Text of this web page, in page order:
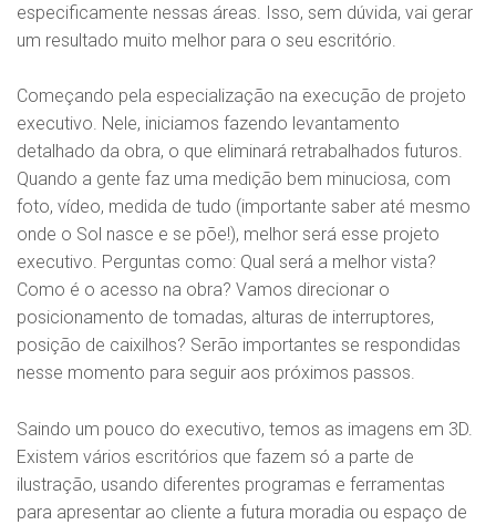
especificamente nessas áreas. Isso, sem dúvida, vai gerar
um resultado muito melhor para o seu escritório.
Começando pela especialização na execução de projeto
executivo. Nele, iniciamos fazendo levantamento
detalhado da obra, o que eliminará retrabalhados futuros.
Quando a gente faz uma medição bem minuciosa, com
foto, vídeo, medida de tudo (importante saber até mesmo
onde o Sol nasce e se põe!), melhor será esse projeto
executivo. Perguntas como: Qual será a melhor vista?
Como é o acesso na obra? Vamos direcionar o
posicionamento de tomadas, alturas de interruptores,
posição de caixilhos? Serão importantes se respondidas
nesse momento para seguir aos próximos passos.
Saindo um pouco do executivo, temos as imagens em 3D.
Existem vários escritórios que fazem só a parte de
ilustração, usando diferentes programas e ferramentas
para apresentar ao cliente a futura moradia ou espaço de